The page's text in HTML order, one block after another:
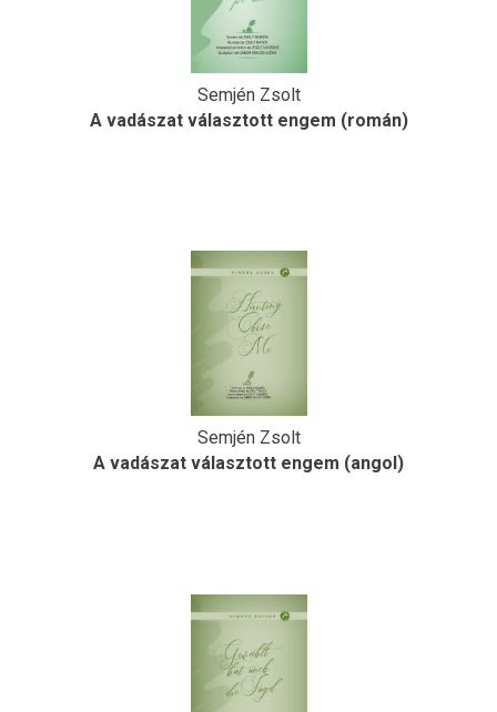
Semjén Zsolt
A vadászat választott engem (román)
Semjén Zsolt
A vadászat választott engem (angol)